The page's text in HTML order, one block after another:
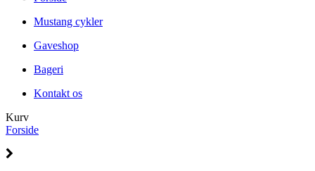
Mustang cykler
Gaveshop
Bageri
Kontakt os
Kurv
Forside